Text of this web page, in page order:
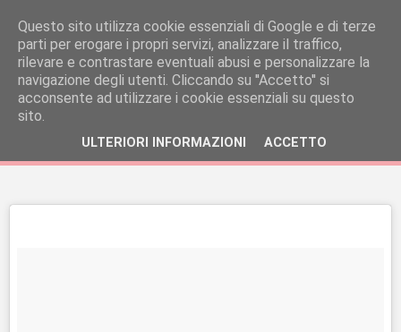
Questo sito utilizza cookie essenziali di Google e di terze
parti per erogare i propri servizi, analizzare il traffico,
rilevare e contrastare eventuali abusi e personalizzare la
navigazione degli utenti. Cliccando su ''Accetto'' si
acconsente ad utilizzare i cookie essenziali su questo
sito.
ULTERIORI INFORMAZIONI ACCETTO